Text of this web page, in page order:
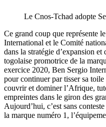
Le Cnos-Tchad adopte
Ce grand coup que représente
International et le Comité
dans la stratégie d’expansion et
togolaise promotrice de la
exercice 2020, Ben Sergio
pour continuer par tisser sa
couvrir et dominer l’Afrique,
empreintes dans le giron des
Aujourd’hui, c’est sans
la marque numéro 1,